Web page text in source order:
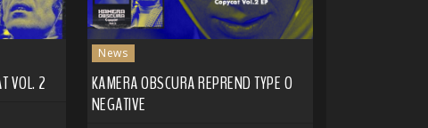
VOL. 2
News
KAMERA OBSCURA REPREND TYPE O
NEGATIVE